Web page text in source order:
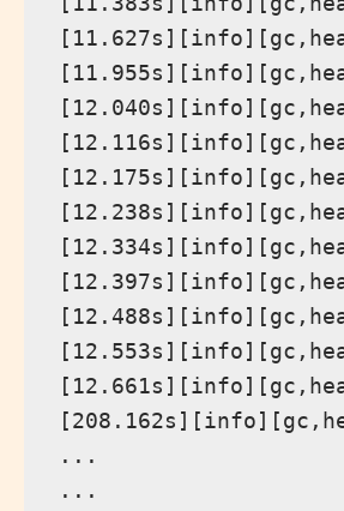
...
...